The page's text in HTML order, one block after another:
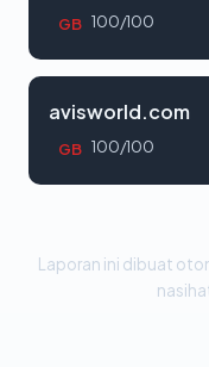
GB 100/100
avisworld.com
GB 100/100
Laporan ini dibuat